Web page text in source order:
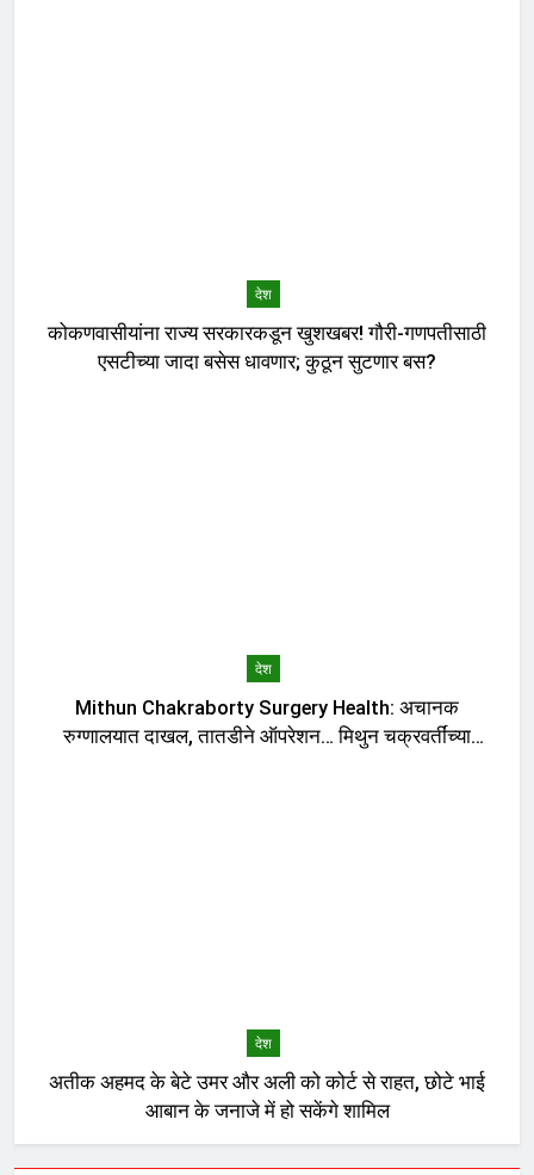
देश
कोकणवासीयांना राज्य सरकारकडून खुशखबर! गौरी-गणपतीसाठी
एसटीच्या जादा बसेस धावणार; कुठून सुटणार बस?
देश
Mithun Chakraborty Surgery Health: अचानक
रुग्णालयात दाखल, तातडीने ऑपरेशन… मिथुन चक्रवर्तींच्या
देश
अतीक अहमद के बेटे उमर और अली को कोर्ट से राहत, छोटे भाई
आबान के जनाजे में हो सकेंगे शामिल